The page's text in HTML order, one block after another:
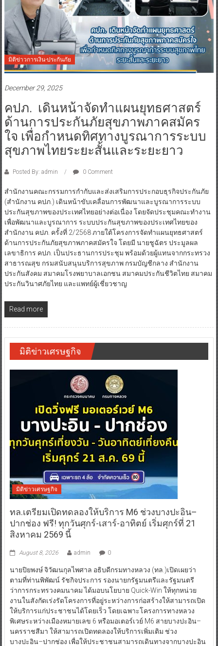
มิติข่าวการเงิน-ประกันภัย
December 29, 2025
คปภ. เดินหน้าจัดทำแผนยุทธศาสตร์
ด้านการประกันภัยสุขภาพภาคสมัคร
ใจ เพื่อกำหนดทิศทางบูรณาการระบบ
สุขภาพไทยระยะสั้นและระยะยาว
Posted By: admin 0 Comment
สำนักงานคณะกรรมการกำกับและส่งเสริมการประกอบธุรกิจประกันภัย
(สำนักงาน คปภ.) เดินหน้าขับเคลื่อนการพัฒนาและบูรณาการระบบ
ประกันสุขภาพของประเทศไทยอย่างต่อเนื่อง โดยจัดประชุมคณะทำงาน
เพื่อพัฒนาและบูรณาการ ระบบประกันสุขภาพของประเทศไทยของ
สำนักงาน คปภ. ครั้งที่ 2/2568 ภายใต้โครงการจัดทำแผนยุทธศาสตร์
ด้านการประกันภัยสุขภาพภาคสมัครใจ โดยมี นายชูฉัตร ประมูลผล
เลขาธิการ คปภ. เป็นประธานการประชุม พร้อมด้วยผู้แทนจากกระทรวง
สาธารณสุข กรมสนับสนุนบริการสุขภาพ กรมบัญชีกลาง สำนักงาน
ประกันสังคม สมาคมโรงพยาบาลเอกชน สมาคมประกันชีวิตไทย สมาคม
ประกันวินาศภัยไทย และแพทย์ผู้เชี่ยวชาญ
Read more
มิติข่าวเศรษฐกิจ
มิติข่าวเศรษฐกิจ
ทล.เตรียมเปิดทดลองให้บริการ M6 ช่วงบางปะอิน–
ปากช่อง ฟรี! ทุกวันศุกร์-เสาร์-อาทิตย์ เริ่มศุกร์ที่ 21
สิงหาคม 2569 นี้
August 8, 2026 admin 0
นายปิยพงษ์ จิวัฒนกุลไพศาล อธิบดีกรมทางหลวง (ทล.)เปิดเผยว่า
ตามที่ท่านพิพัฒน์ รัชกิจประการ รองนายกรัฐมนตรีและรัฐมนตรี
ว่าการกระทรวงคมนาคม ได้มอบนโยบาย Quick-Win ให้ทุกหน่วย
งานในสังกัดเร่งรัดโครงการที่อยู่ระหว่างการก่อสร้างให้สามารถเปิด
ให้บริการแก่ประชาชนได้โดยเร็ว โดยเฉพาะโครงการทางหลวง
พิเศษระหว่างเมืองหมายเลข 6 หรือมอเตอร์เวย์ M6 สายบางปะอิน–
นครราชสีมา ให้สามารถเปิดทดลองให้บริการเพิ่มเติม ช่วง
บางปะอิน–ปากช่อง เพื่อให้ประชาชนสามารถเดินทางจากบางปะอิน